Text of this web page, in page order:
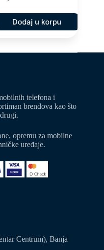
Dodaj u korpu
telefona i
brendova kao što
opremu za mobilne
uređaje.
Centrum), Banja